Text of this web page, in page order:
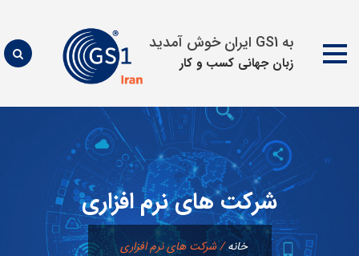
به GS1 ایران خوش آمدید
زبان جهانی كسب و كار
محتوا
شرکت های نرم افزاری
خانه/شرکت های نرم افزاری